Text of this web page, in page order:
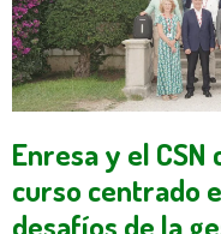
Enresa y el CSN
curso centrado
desafíos de la